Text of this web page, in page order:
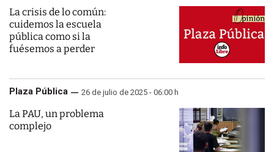
La crisis de lo común:
cuidemos la escuela
pública como si la
fuésemos a perder
Plaza Pública 26 de julio de 2025 - 06:00 h
La PAU, un problema
complejo